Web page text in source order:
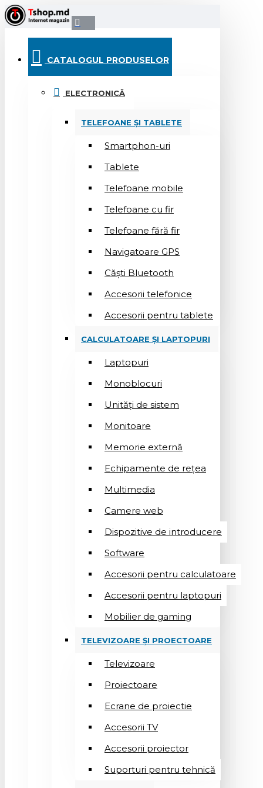
CATALOGUL PRODUSELOR
ELECTRONICĂ
TELEFOANE ȘI TABLETE
Smartphon-uri
Tablete
Telefoane mobile
Telefoane cu fir
Telefoane fără fir
Navigatoare GPS
Căști Bluetooth
Accesorii telefonice
Accesorii pentru tablete
CALCULATOARE ȘI LAPTOPURI
Laptopuri
Monoblocuri
Unități de sistem
Monitoare
Memorie externă
Echipamente de rețea
Multimedia
Camere web
Dispozitive de introducere
Software
Accesorii pentru calculatoare
Accesorii pentru laptopuri
Mobilier de gaming
TELEVIZOARE ȘI PROECTOARE
Televizoare
Proiectoare
Ecrane de proiectie
Accesorii TV
Accesorii proiector
Suporturi pentru tehnică